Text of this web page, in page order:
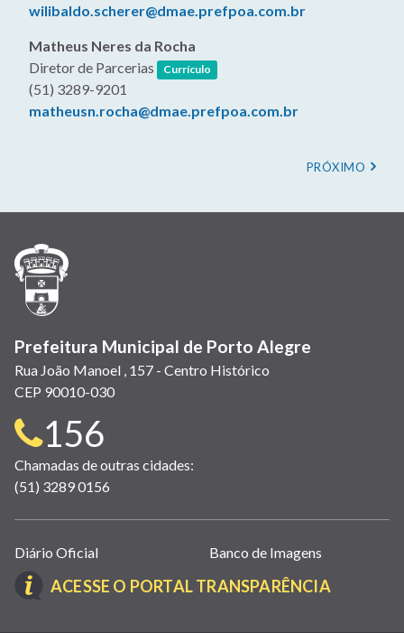
wilibaldo.scherer@dmae.prefpoa.com.br
Matheus Neres da Rocha
Diretor de Parcerias
Currículo
(link abre em nova janela)
(51) 3289-9201
matheusn.rocha@dmae.prefpoa.com.br
PRÓXIMA
PRÓXIMO
Prefeitura Municipal de Porto Alegre
Rua João Manoel , 157 - Centro Histórico
CEP 90010-030
Telefone
para
contato:
156
Chamadas de outras cidades:
(51) 3289 0156
Links
úteis
(abrem
Diário Oficial Banco de Imagens
ACESSE O PORTAL TRANSPARÊNCIA(LINK